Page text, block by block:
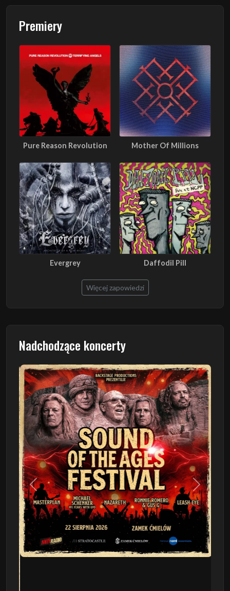
Premiery
Pure Reason Revolution Mother Of Millions
Evergrey Daffodil Pill
Więcej zapowiedzi
Nadchodzące koncerty
Poprzedni Następny
This Will Destroy You
09.08 - Poznań, Klub 2progi